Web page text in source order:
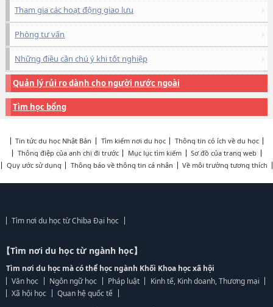
Tham gia các hoạt động giao lưu
Phòng tư vấn
Những điều cần chú ý khi tốt nghiệp
Quản lý rủi ro dành cho người nước ngoài
Tìm học bổng
Tin tức du học Nhật Bản Tìm kiếm nơi du học
Thông tin có ích về du học
Thông điệp của anh chị đi trước
Mục lục tìm kiếm
Sơ đồ của trang web
Quy ước sử dụng
Thông báo về thông tin cá nhân Về môi trường tương thích
Tìm nơi du học từ Chiba Đại học
【Tìm nơi du học từ ngành học】
Tìm nơi du học mà có thể học ngành Khối Khoa học xã hội
Văn học
Ngôn ngữ học Pháp luật
Kinh tế, Kinh doanh, Thương mại
Xã hội học
Quan hệ quốc tế